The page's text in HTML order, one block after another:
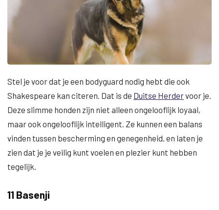
Stel je voor dat je een bodyguard nodig hebt die ook
Shakespeare kan citeren. Dat is de Duitse Herdervoor je.
Deze slimme honden zijn niet alleen ongelooflijk loyaal,
maar ook ongelooflijk intelligent. Ze kunnen een balans
vinden tussen bescherming en genegenheid, en laten je
zien dat je je veilig kunt voelen en plezier kunt hebben
tegelijk.
11 Basenji